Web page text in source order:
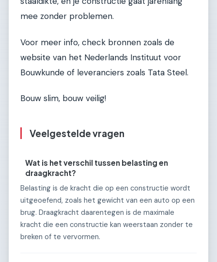
mee zonder problemen.
Voor meer info, check bronnen zoals de
website van het Nederlands Instituut voor
Bouwkunde of leveranciers zoals Tata Steel.
Bouw slim, bouw veilig!
Veelgestelde vragen
Wat is het verschil tussen belasting en
draagkracht?
Belasting is de kracht die op een constructie wordt
uitgeoefend, zoals het gewicht van een auto op een
brug. Draagkracht daarentegen is de maximale
kracht die een constructie kan weerstaan zonder te
breken of te vervormen.